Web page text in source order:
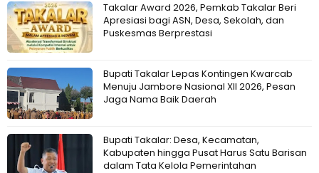
Takalar Award 2026, Pemkab Takalar Beri
Apresiasi bagi ASN, Desa, Sekolah, dan
Puskesmas Berprestasi
Bupati Takalar Lepas Kontingen Kwarcab
Menuju Jambore Nasional XII 2026, Pesan
Jaga Nama Baik Daerah
Bupati Takalar: Desa, Kecamatan,
Kabupaten hingga Pusat Harus Satu Barisan
dalam Tata Kelola Pemerintahan